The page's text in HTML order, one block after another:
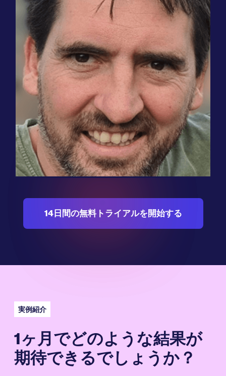
WordPress
"私たちがテストしたツールの中で、Weglot
、SEOにも配慮した多言語の完全翻訳ウェ
ブサイトを提供してくれる最高のツールで
した。"
ミシェル・ファン・ルイテラー
共同創設者
14日間の無料トライアルを開始する
実例紹介
1ヶ月でどのような結果が
期待できるでしょうか？